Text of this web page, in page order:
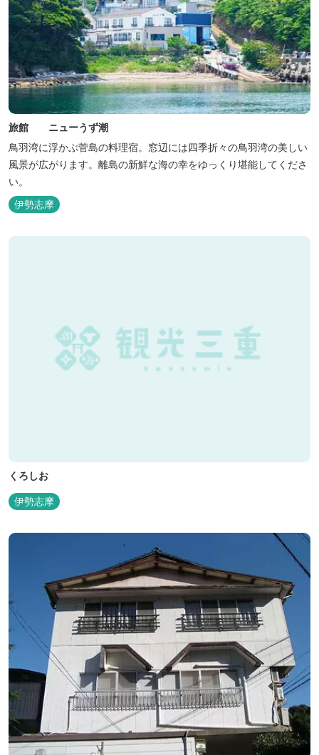
旅館 ニューうず潮
鳥羽湾に浮かぶ菅島の料理宿。窓辺には四季折々の鳥羽湾の美しい
風景が広がります。離島の新鮮な海の幸をゆっくり堪能してくださ
い。
伊勢志摩
くろしお
伊勢志摩